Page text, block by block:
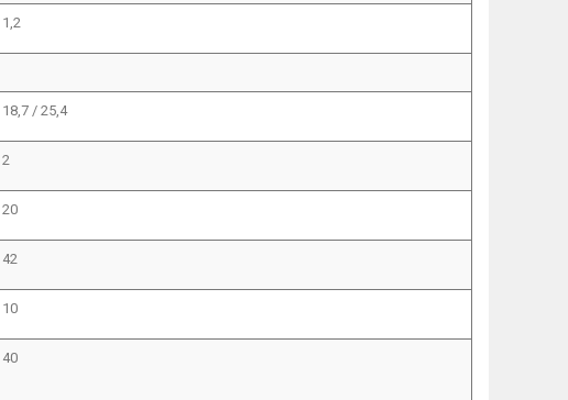
1,2
18,7 / 25,4
2
20
42
10
40